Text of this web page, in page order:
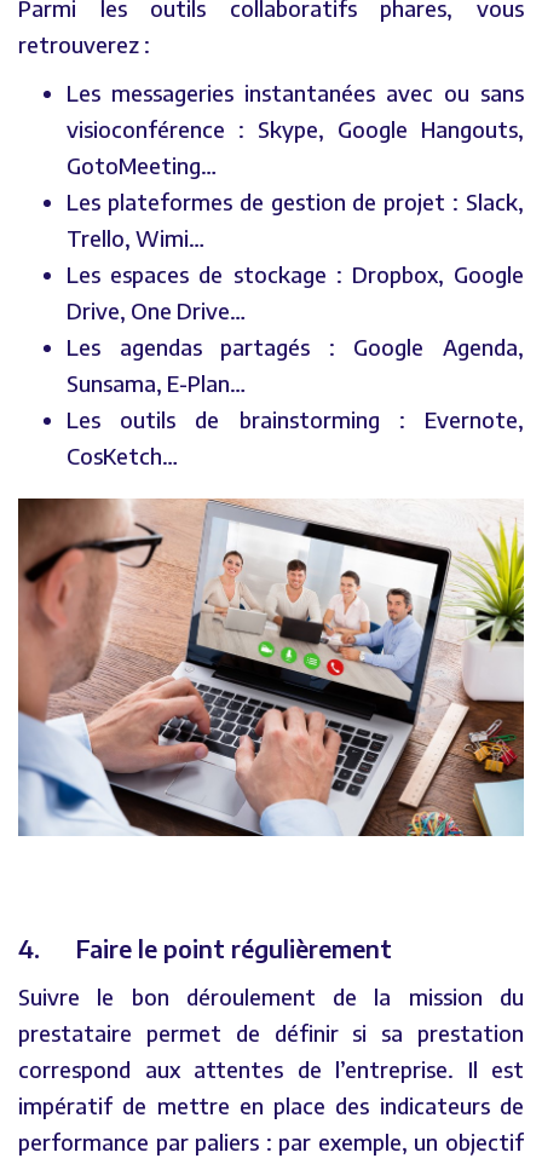
Parmi les outils collaboratifs phares, vous
retrouverez :
Les messageries instantanées avec ou sans
visioconférence : Skype, Google Hangouts,
GotoMeeting…
Les plateformes de gestion de projet : Slack,
Trello, Wimi…
Les espaces de stockage : Dropbox, Google
Drive, One Drive…
Les agendas partagés : Google Agenda,
Sunsama, E-Plan…
Les outils de brainstorming : Evernote,
CosKetch…
4. Faire le point régulièrement
Suivre le bon déroulement de la mission du
prestataire permet de définir si sa prestation
correspond aux attentes de l’entreprise. Il est
impératif de mettre en place des indicateurs de
performance par paliers : par exemple, un objectif